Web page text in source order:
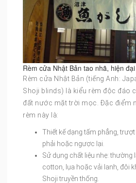
Rèm cửa Nhật Bản tao nhã, hiện đại
Rèm cửa Nhật Bản (tiếng Anh:
Shoji blinds) là kiểu rèm độc đáo
đất nước mặt trời mọc. Đặc điểm
rèm này là:
Thiết kế dạng tấm phẳng,
phải hoặc ngược lại.
Sử dụng chất liệu nhẹ: thường
cotton, lụa hoặc vải lanh, đôi
Shoji truyền thống.